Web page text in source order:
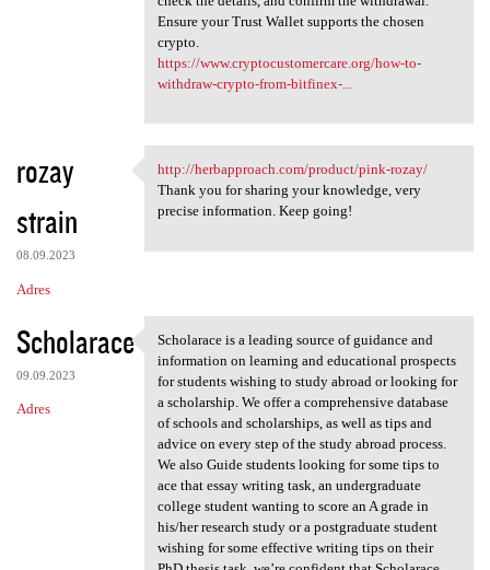
Ensure your Trust Wallet supports the chosen
crypto.
https://www.cryptocustomercare.org/how-to-
withdraw-crypto-from-bitfinex-...
rozay
strain
08.09.2023
Adres
http://herbapproach.com
http://herbapproach.com/product/pink-rozay/
Thank you for sharing your knowledge, very
precise information. Keep going!
Scholarace
09.09.2023
Adres
Scholarace is a leading
Scholarace is a leading source of guidance and
information on learning and educational prospects
for students wishing to study abroad or looking for
a scholarship. We offer a comprehensive database
of schools and scholarships, as well as tips and
advice on every step of the study abroad process.
We also Guide students looking for some tips to
ace that essay writing task, an undergraduate
college student wanting to score an A grade in
his/her research study or a postgraduate student
wishing for some effective writing tips on their